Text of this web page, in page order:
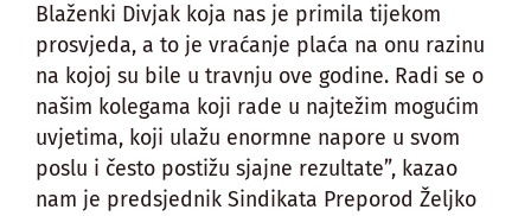
Blaženki Divjak koja nas je primila tijekom
prosvjeda, a to je vraćanje plaća na onu razinu
na kojoj su bile u travnju ove godine. Radi se o
našim kolegama koji rade u najtežim mogućim
uvjetima, koji ulažu enormne napore u svom
poslu i često postižu sjajne rezultate”, kazao
nam je predsjednik Sindikata Preporod Željko